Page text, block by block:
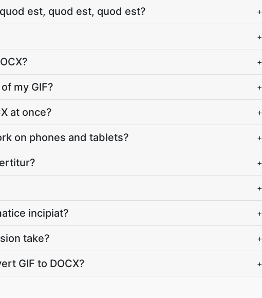
est, quod est, quod est? +
+
+
my GIF? +
at once? +
on phones and tablets? +
+
+
incipiat? +
take? +
GIF to DOCX? +